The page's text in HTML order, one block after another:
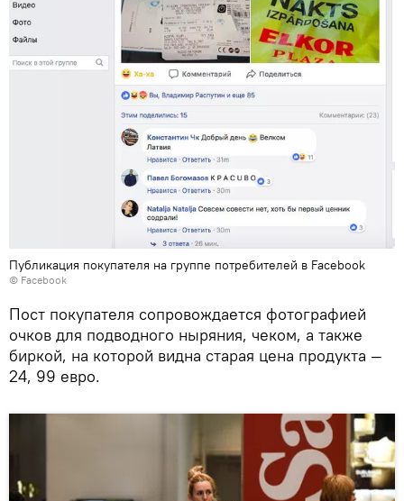
Публикация покупателя на группе потребителей в Facebook
© Facebook
Пост покупателя сопровождается фотографией
очков для подводного ныряния, чеком, а также
биркой, на которой видна старая цена продукта —
24, 99 евро.